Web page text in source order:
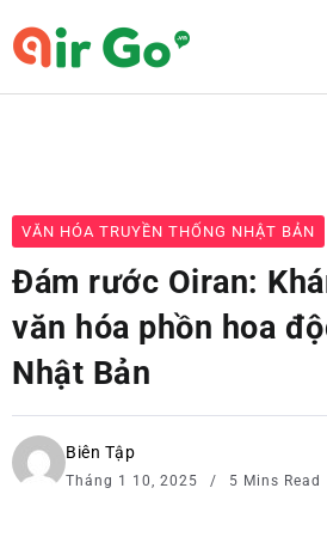
VĂN HÓA TRUYỀN THỐNG NHẬT BẢN
Đám rước Oiran:
văn hóa phồn hoa
Nhật Bản
Biên Tập
Tháng 1 10, 2025 5 Mins Read